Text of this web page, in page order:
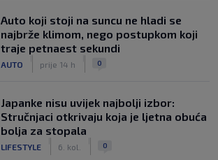
Auto koji stoji na suncu ne hladi se
najbrže klimom, nego postupkom koji
traje petnaest sekundi
AUTO prije 14 h 0
Japanke nisu uvijek najbolji izbor:
Stručnjaci otkrivaju koja je ljetna obuća
bolja za stopala
LIFESTYLE 6. kol. 0